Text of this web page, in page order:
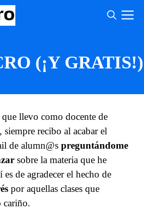
(¡Y GRATIS!)
llevo como docente de
recibo al acabar el
de alumn@s preguntándome
sobre la materia que he
de agradecer el hecho de
por aquellas clases que
cariño.